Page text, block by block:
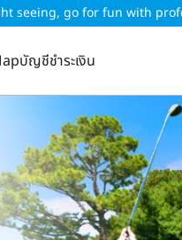
seeing, go for fun with
บัญชีชำระเงิน